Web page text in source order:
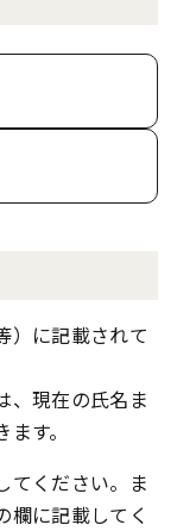
）に記載されて
、現在の氏名ま
す。
てください。ま
欄に記載してく